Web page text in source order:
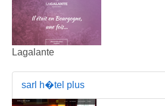
Lagalante
sarl h�tel plus